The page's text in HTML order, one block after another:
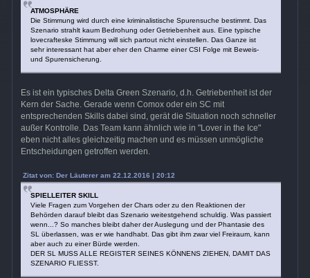
ATMOSPHÄRE
Die Stimmung wird durch eine kriminalistische Spurensuche bestimmt. Das
Szenario strahlt kaum Bedrohung oder Getriebenheit aus. Eine typische
lovecrafteske Stimmung will sich partout nicht einstellen. Das Ganze ist
sehr interessant hat aber eher den Charme einer CSI Folge mit Beweis-
und Spurensicherung.
Es ist ein typisches Delta Green Szenario, d.h. Getriebenheit ist der
Kern der Sache. Gerade wenn Comox oder ein SC mit
entsprechenden Skills dabei sind, gerät die Situation noch schneller
außer Kontrolle. Das Team kann ähnlich wie in "Lover in the Ice"
eben nicht alles gleichzeitig machen und es müssen unmögliche
Entscheidungen getroffen werden.
Zitat von: Der Läuterer am 22.12.2016 | 20:12
SPIELLEITER SKILL
Viele Fragen zum Vorgehen der Chars oder zu den Reaktionen der
Behörden darauf bleibt das Szenario weitestgehend schuldig. Was passiert
wenn...? So manches bleibt daher der Auslegung und der Phantasie des
SL überlassen, was er wie handhabt. Das gibt ihm zwar viel Freiraum, kann
aber auch zu einer Bürde werden.
DER SL MUSS ALLE REGISTER SEINES KÖNNENS ZIEHEN, DAMIT DAS
SZENARIO FLIESST.